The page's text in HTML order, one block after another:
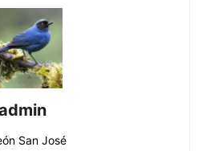
San José